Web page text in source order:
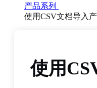
产品系列
使用CSV文档导入
使用